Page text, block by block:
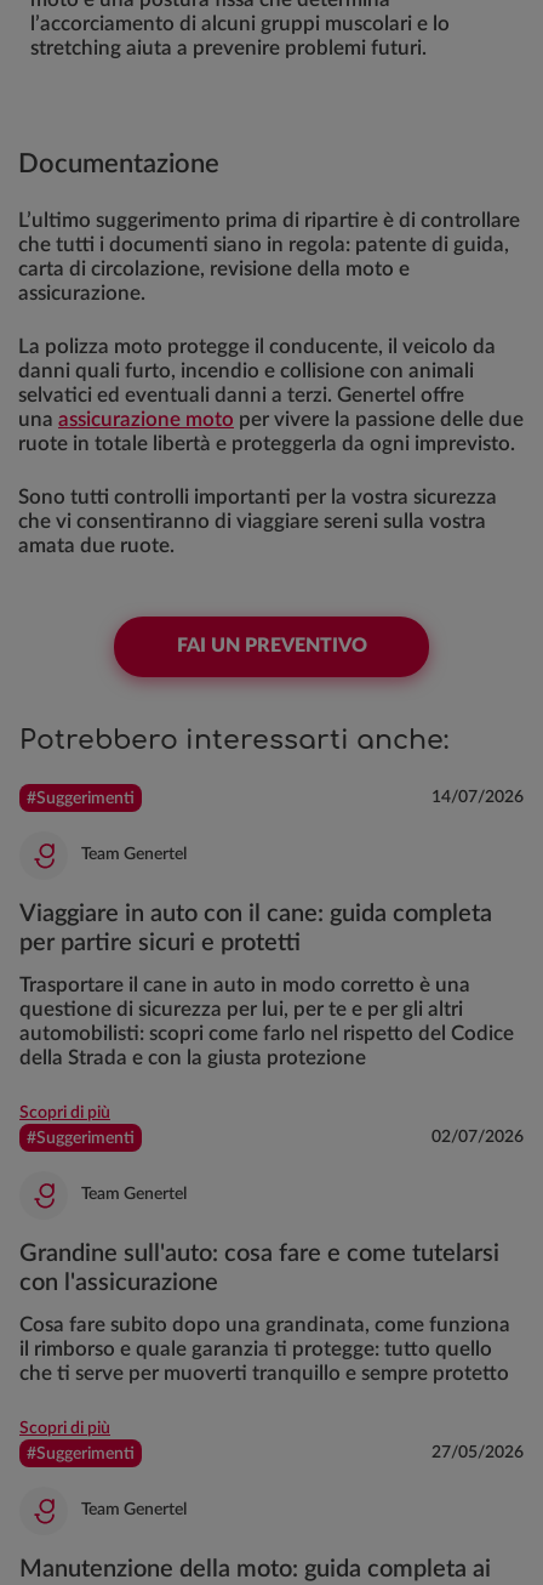
l’accorciamento di alcuni gruppi muscolari e lo
stretching aiuta a prevenire problemi futuri.
Documentazione
L’ultimo suggerimento prima di ripartire è di controllare
che tutti i documenti siano in regola: patente di guida,
carta di circolazione, revisione della moto e
assicurazione.
La polizza moto protegge il conducente, il veicolo da
danni quali furto, incendio e collisione con animali
selvatici ed eventuali danni a terzi. Genertel offre
una assicurazione moto per vivere la passione delle due
ruote in totale libertà e proteggerla da ogni imprevisto.
Sono tutti controlli importanti per la vostra sicurezza
che vi consentiranno di viaggiare sereni sulla vostra
amata due ruote.
FAI UN PREVENTIVO
Potrebbero interessarti anche:
#Suggerimenti 14/07/2026
Team Genertel
Viaggiare in auto con il cane: guida completa
per partire sicuri e protetti
Trasportare il cane in auto in modo corretto è una
questione di sicurezza per lui, per te e per gli altri
automobilisti: scopri come farlo nel rispetto del Codice
della Strada e con la giusta protezione
Scopri di più
#Suggerimenti
02/07/2026
Team Genertel
Grandine sull'auto: cosa fare e come tutelarsi
con l'assicurazione
Cosa fare subito dopo una grandinata, come funziona
il rimborso e quale garanzia ti protegge: tutto quello
che ti serve per muoverti tranquillo e sempre protetto
Scopri di più
#Suggerimenti
27/05/2026
Team Genertel
Manutenzione della moto: guida completa ai